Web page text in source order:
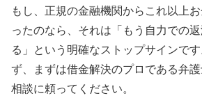
もし、正規の金融機関からこれ以上
ったのなら、それは「もう自力での
る」という明確なストップサインで
ず、まずは借金解決のプロである弁
相談に頼ってください。